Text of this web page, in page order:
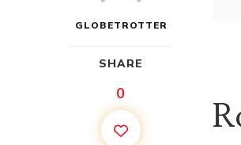
GLOBETROTTER
SHARE
0